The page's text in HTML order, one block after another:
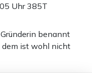
Uhr385T
benannt
dem ist wohl nicht